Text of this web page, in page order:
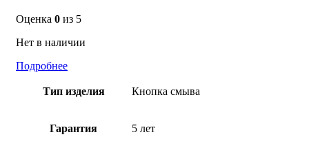
Оценка 0 из 5
Нет в наличии
Подробнее
Тип изделия Кнопка смыва
Гарантия 5 лет